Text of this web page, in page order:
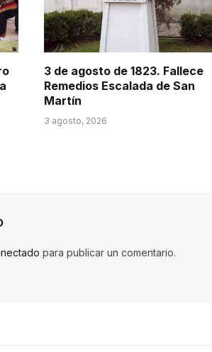
3 de agosto de 1823. Fallece
Remedios Escalada de San
Martín
3 agosto, 2026
para publicar un comentario.